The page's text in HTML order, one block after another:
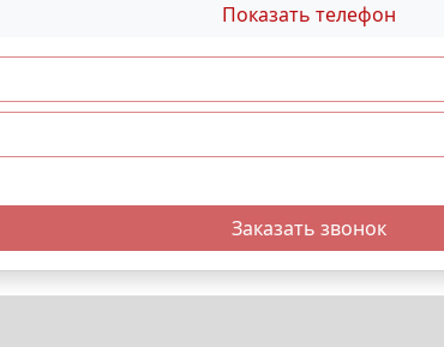
Показать телефон
Заказать звонок